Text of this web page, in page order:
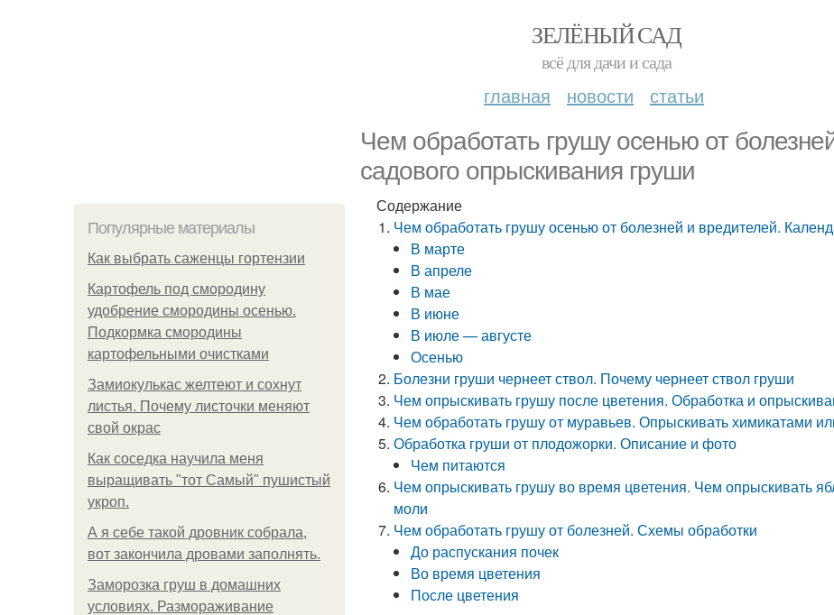
ЗЕЛЁНЫЙ САД
всё для дачи и сада
главная новости статьи
Чем обработать грушу осенью от
садового опрыскивания груши
Популярные материалы
Как выбрать саженцы гортензии
Картофель под смородину
удобрение смородины осенью.
Подкормка смородины
картофельными очистками
Замиокулькас желтеют и сохнут
листья. Почему листочки меняют
свой окрас
Как соседка научила меня
выращивать "тот Самый" пушистый
укроп.
А я себе такой дровник собрала,
вот закончила дровами заполнять.
Заморозка груш в домашних
условиях. Размораживание
Содержание
Чем обработать грушу осенью от болезней и вредителей.
В марте
В апреле
В мае
В июне
В июле — августе
Осенью
Болезни груши чернеет ствол. Почему чернеет ствол груши
Чем опрыскивать грушу после цветения. Обработка и
Чем обработать грушу от муравьев. Опрыскивать химикатами
Обработка груши от плодожорки. Описание и фото
Чем питаются
Чем опрыскивать грушу во время цветения. Чем опрыскивать
моли
Чем обработать грушу от болезней. Схемы обработки
До распускания почек
Во время цветения
После цветения